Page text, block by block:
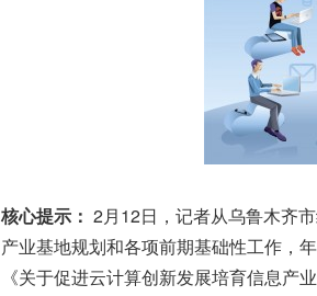
核心提示： 2月12日，记者从乌鲁木齐
产业基地规划和各项前期基础性工作，
《关于促进云计算创新发展培育信息